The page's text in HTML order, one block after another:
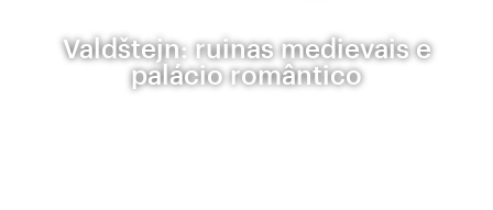
Valdštejn: ruinas medievais e
palácio romântico